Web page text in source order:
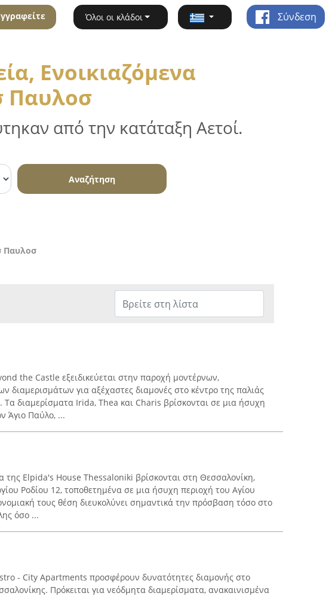
Όλοι οι κλάδοι Σύνδεση
Ενοικιαζόμενα
Παυλοσ
από την κατάταξη Αετοί.
Αναζήτηση
Παυλοσ
the Castle εξειδικεύεται στην παροχή μοντέρνων,
διαμερισμάτων για αξέχαστες διαμονές στο κέντρο της παλιάς
Τα διαμερίσματα Irida, Thea και Charis βρίσκονται σε μια ήσυχη
Άγιο Παύλο, ...
της Elpida's House Thessaloniki βρίσκονται στη Θεσσαλονίκη,
Ροδίου 12, τοποθετημένα σε μια ήσυχη περιοχή του Αγίου
τους θέση διευκολύνει σημαντικά την πρόσβαση τόσο στο
όσο ...
- City Apartments προσφέρουν δυνατότητες διαμονής στο
Πρόκειται για νεόδμητα διαμερίσματα, ανακαινισμένα